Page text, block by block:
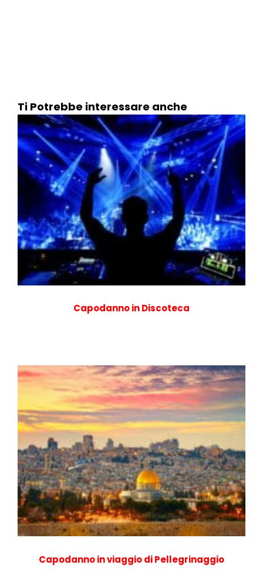
Ti Potrebbe interessare anche
Capodanno in Discoteca
Capodanno in viaggio di Pellegrinaggio